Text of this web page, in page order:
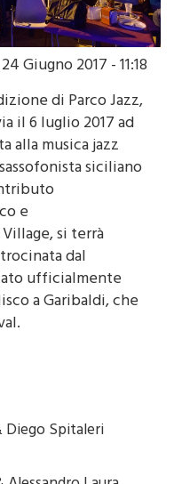
24 Giugno 2017 - 11:18
di Parco Jazz,
6 luglio 2017 ad
alla musica jazz
siciliano
e
si terrà
dal
ufficialmente
a Garibaldi, che
Spitaleri